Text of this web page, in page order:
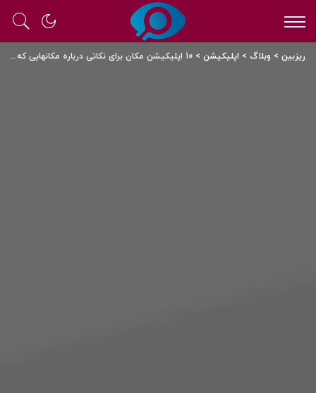
ریزبین > وبلاگ > اپلیکیشن > 10 اپلیکیشن مکان برای نکاتی درباره مکانهایی که بازدید می کنید